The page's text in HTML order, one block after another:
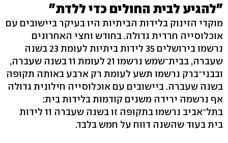
"להגיע לבית החולים כדי ללדת"
מוקדי הזינוק בלידות הביתיות היו בעיקר ביישובים עם
אוכלוסייה חרדית גדולה. בחודש וחצי האחרונים
נרשמו בירושלים 35 לידות ביתיות לעומת 23 בשנה
שעברה, בבית־שמש נרשמו 21 לעומת 11 בשנה שעברה,
ובבני־ברק נרשמו תשע לעומת רק ארבע באותה תקופה
בשנה שעברה. ביישובים עם אוכלוסייה חילונית גדולה
אף נרשמה ירידה משנים קודמות בלידות בית:
בתל־אביב נרשמו בתקופה זו בשנה שעברה 11 לידות
בית בעוד שהשנה דווח על חמש בלבד.